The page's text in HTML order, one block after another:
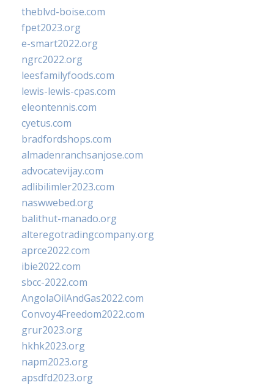
theblvd-boise.com
fpet2023.org
e-smart2022.org
ngrc2022.org
leesfamilyfoods.com
lewis-lewis-cpas.com
eleontennis.com
cyetus.com
bradfordshops.com
almadenranchsanjose.com
advocatevijay.com
adlibilimler2023.com
naswwebed.org
balithut-manado.org
alteregotradingcompany.org
aprce2022.com
ibie2022.com
sbcc-2022.com
AngolaOilAndGas2022.com
Convoy4Freedom2022.com
grur2023.org
hkhk2023.org
napm2023.org
apsdfd2023.org